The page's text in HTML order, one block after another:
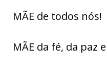
MÃE de todos nós!
MÃE da fé, da paz